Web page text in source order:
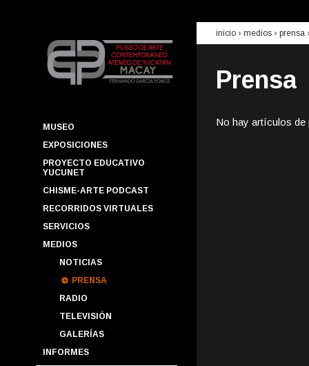
MUSEO
EXPOSICIONES
PROYECTO EDUCATIVO
YUCUNET
CHISME-ARTE PODCAST
RECORRIDOS VIRTUALES
SERVICIOS
MEDIOS
NOTICIAS
PRENSA
RADIO
TELEVISIÓN
GALERÍAS
INFORMES
inicio › medios › prensa
Prensa
No hay artículos de